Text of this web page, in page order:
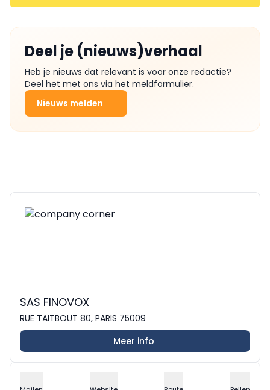
Deel je (nieuws)verhaal
Heb je nieuws dat relevant is voor onze redactie?
Deel het met ons via het meldformulier.
Nieuws melden
SAS FINOVOX
RUE TAITBOUT 80, PARIS 75009
Meer info